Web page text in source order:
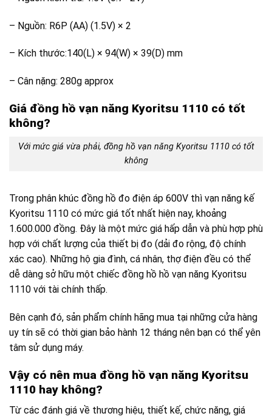
– Nguồn: R6P (AA) (1.5V) × 2
– Kích thước:140(L) × 94(W) × 39(D) mm
– Cân nặng: 280g approx
Giá đồng hồ vạn năng Kyoritsu 1110 có tốt
không?
Với mức giá vừa phải, đồng hồ vạn năng Kyoritsu 1110 có tốt
không
Trong phân khúc đồng hồ đo điện áp 600V thì vạn năng kế
Kyoritsu 1110 có mức giá tốt nhất hiện nay, khoảng
1.600.000 đồng. Đây là một mức giá hấp dẫn và phù hợp phù
hợp với chất lượng của thiết bị đo (dải đo rộng, độ chính
xác cao). Những hộ gia đình, cá nhân, thợ điện đều có thể
dễ dàng sở hữu một chiếc đồng hồ hồ vạn năng Kyoritsu
1110 với tài chính thấp.
Bên cạnh đó, sản phẩm chính hãng mua tại những cửa hàng
uy tín sẽ có thời gian bảo hành 12 tháng nên bạn có thể yên
tâm sử dụng máy.
Vậy có nên mua đồng hồ vạn năng Kyoritsu
1110 hay không?
Từ các đánh giá về thương hiệu, thiết kế, chức năng, giá